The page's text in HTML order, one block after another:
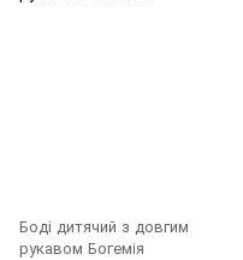
Боді дитячий з довгим
рукавом Богемія